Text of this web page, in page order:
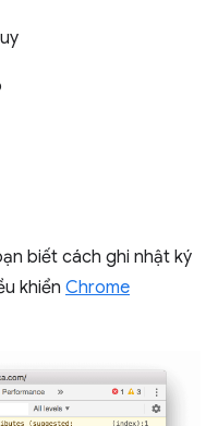
biết cách ghi nhật ký
khiển Chrome